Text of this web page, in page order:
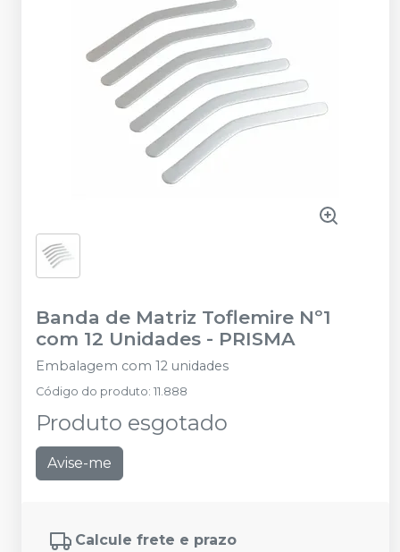
Banda de Matriz Toflemire Nº1
com 12 Unidades - PRISMA
Embalagem com 12 unidades
Código do produto: 11.888
Produto esgotado
Avise-me
Calcule frete e prazo